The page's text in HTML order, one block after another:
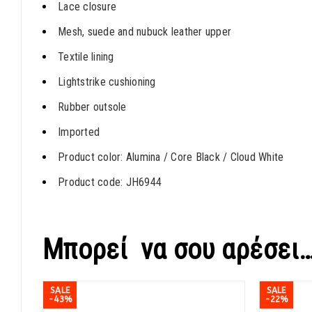
Lace closure
Mesh, suede and nubuck leather upper
Textile lining
Lightstrike cushioning
Rubber outsole
Imported
Product color: Alumina / Core Black / Cloud White
Product code: JH6944
Μπορεί να σου
SALE
-43%
SALE
-22%